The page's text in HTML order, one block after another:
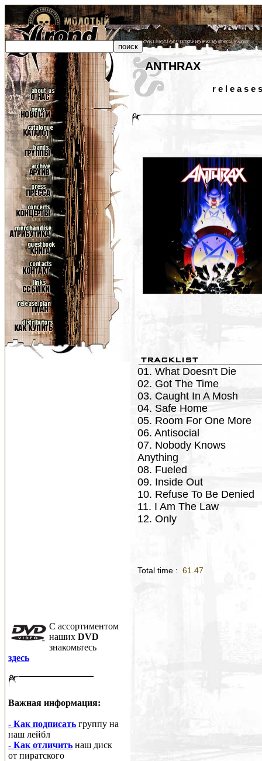
C ассортиментом
наших DVD
знакомьтесь
здесь
Важная информация:
- Как подписать группу на
наш лейбл
- Как отличить наш диск
от пиратского
ANTHRAX
r e l e a s e s
01. What Doesn't Die
02. Got The Time
03. Caught In A Mosh
04. Safe Home
05. Room For One More
06. Antisocial
07. Nobody Knows
Anything
08. Fueled
09. Inside Out
10. Refuse To Be Denied
11. I Am The Law
12. Only
Total time : 61.47